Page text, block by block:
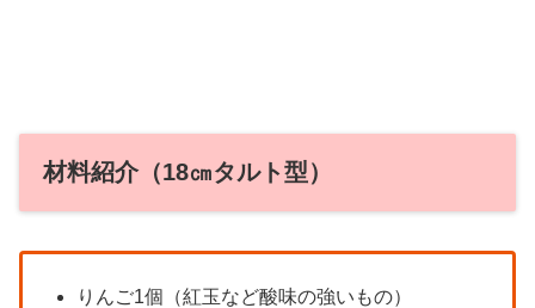
材料紹介（18㎝タルト型）
りんご1個（紅玉など酸味の強いもの）